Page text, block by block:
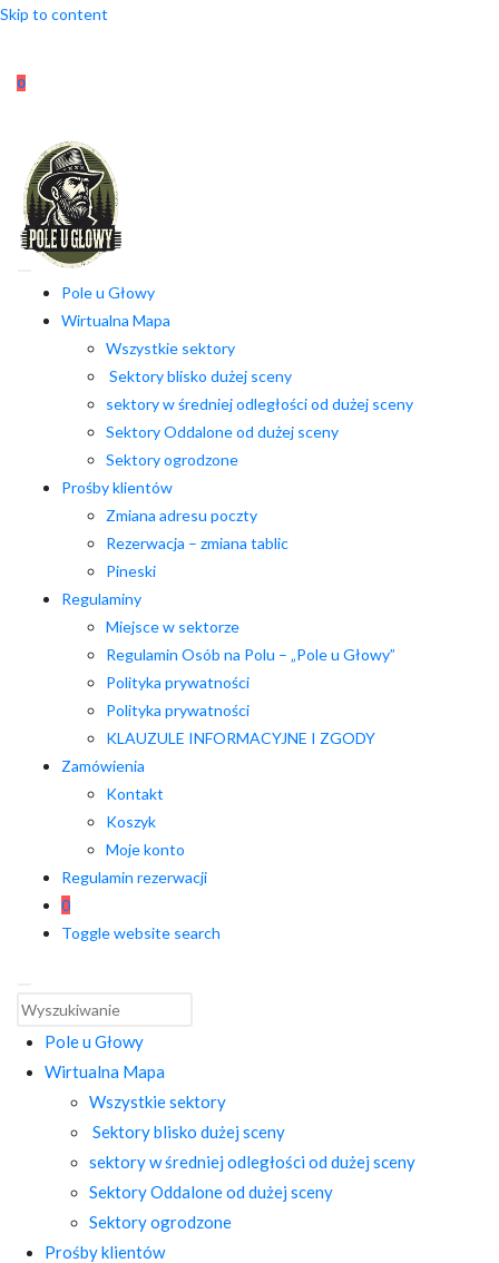
Skip to content
0
Pole u Głowy
Wirtualna Mapa
Wszystkie sektory
Sektory blisko dużej sceny
sektory w średniej odległości od dużej sceny
Sektory Oddalone od dużej sceny
Sektory ogrodzone
Prośby klientów
Zmiana adresu poczty
Rezerwacja – zmiana tablic
Pineski
Regulaminy
Miejsce w sektorze
Regulamin Osób na Polu – „Pole u Głowy”
Polityka prywatności
Polityka prywatności
KLAUZULE INFORMACYJNE I ZGODY
Zamówienia
Kontakt
Koszyk
Moje konto
Regulamin rezerwacji
0
Toggle website search
Pole u Głowy
Wirtualna Mapa
Wszystkie sektory
Sektory blisko dużej sceny
sektory w średniej odległości od dużej sceny
Sektory Oddalone od dużej sceny
Sektory ogrodzone
Prośby klientów